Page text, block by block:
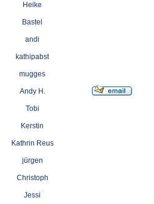
Heike
Bastel
andi
kathipabst
mugges
Andy H.
Tobi
Kerstin
Kathrin Reus
jürgen
Christoph
Jessi